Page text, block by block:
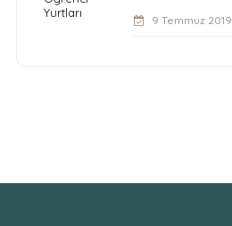
9 Temmuz 2019